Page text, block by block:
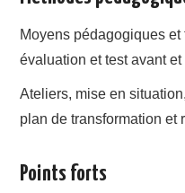
Moyens pédagogiques
évaluation et test avant
Ateliers, mise en
plan de transformation et
Points forts